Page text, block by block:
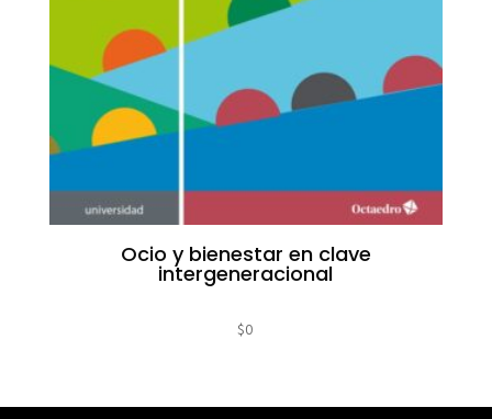
Ocio y bienestar en clave
intergeneracional
$0